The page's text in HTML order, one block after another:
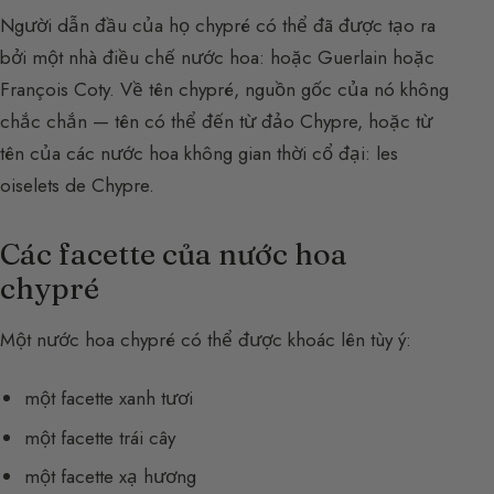
Người dẫn đầu của họ chypré có thể đã được tạo ra
bởi một nhà điều chế nước hoa: hoặc Guerlain hoặc
François Coty. Về tên chypré, nguồn gốc của nó không
chắc chắn — tên có thể đến từ đảo Chypre, hoặc từ
tên của các nước hoa không gian thời cổ đại: les
oiselets de Chypre.
Các facette của nước hoa
chypré
Một nước hoa chypré có thể được khoác lên tùy ý:
một facette xanh tươi
một facette trái cây
một facette xạ hương